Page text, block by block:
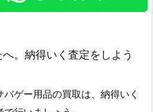
。納得いく査定をしよう
ゲー用品の買取は、納得いく